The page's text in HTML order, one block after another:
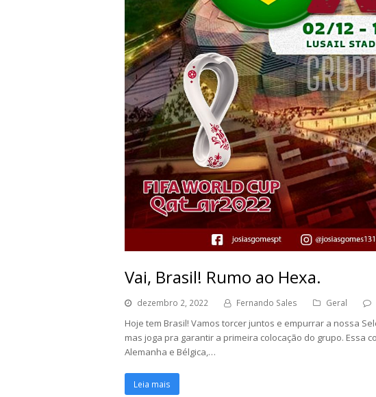
Vai, Brasil! Rumo ao Hexa.
dezembro 2, 2022 Fernando Sales Geral
Hoje tem Brasil! Vamos torcer juntos e empurrar a nossa
mas joga pra garantir a primeira colocação do grupo. Essa
Alemanha e Bélgica,…
Leia mais